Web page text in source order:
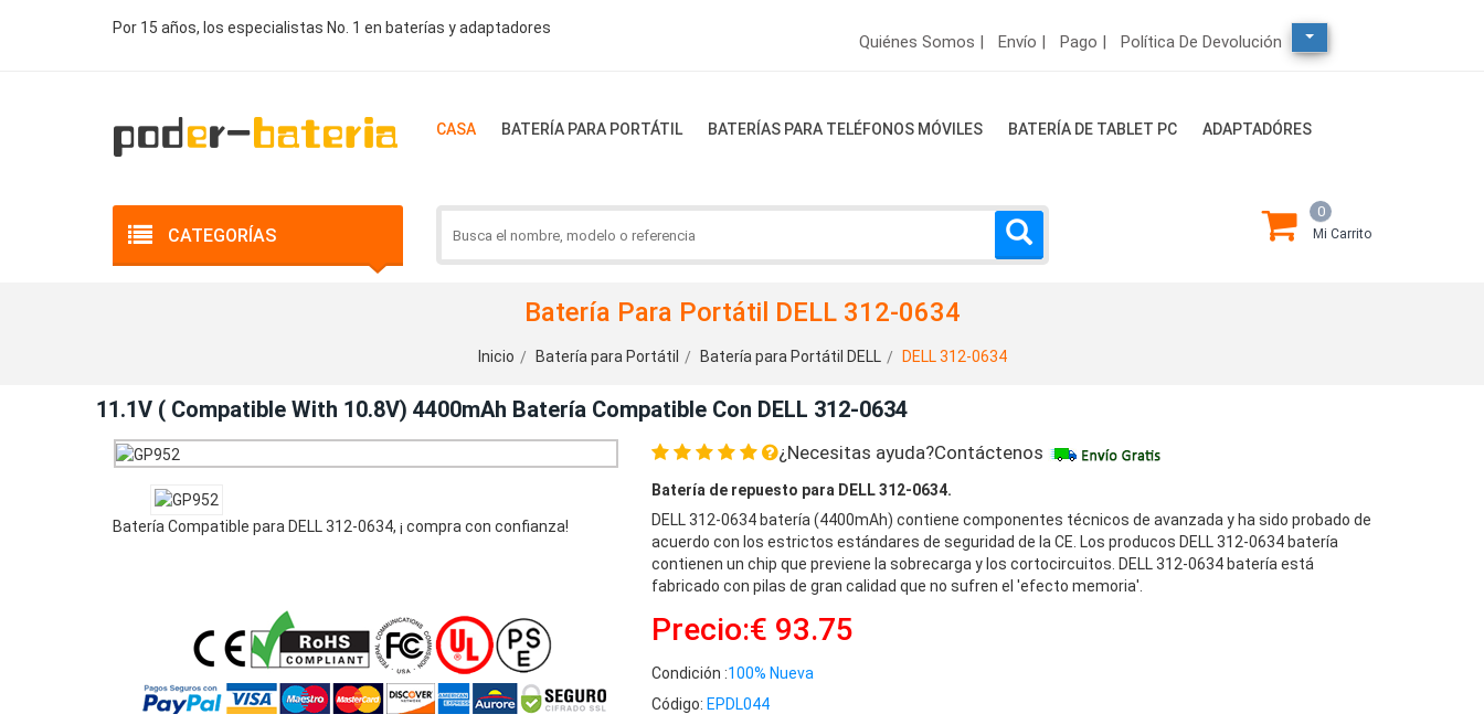
Por 15 años, los especialistas No. 1 en baterías y adaptadores
Quiénes Somos | Envío | Pago | Política De Devolución
CASA BATERÍA PARA PORTÁTIL BATERÍAS PARA TELÉFONOS MÓVILES BATERÍA DE TABLET PC ADAPTADÓRES
CATEGORÍAS
0
Mi Carrito
Batería Para Portátil DELL 312-0634
Inicio Batería para Portátil Batería para Portátil DELL DELL 312-0634
11.1V ( Compatible With 10.8V) 4400mAh Batería Compatible Con DELL 312-0634
Batería Compatible para DELL 312-0634, ¡ compra con confianza!
¿Necesitas ayuda?Contáctenos
Batería de repuesto para DELL 312-0634.
DELL 312-0634 batería (4400mAh) contiene componentes técnicos de avanzada y ha sido probado de
acuerdo con los estrictos estándares de seguridad de la CE. Los producos DELL 312-0634 batería
contienen un chip que previene la sobrecarga y los cortocircuitos. DELL 312-0634 batería está
fabricado con pilas de gran calidad que no sufren el 'efecto memoria'.
Precio:€ 93.75
Condición :100% Nueva
Código: EPDL044